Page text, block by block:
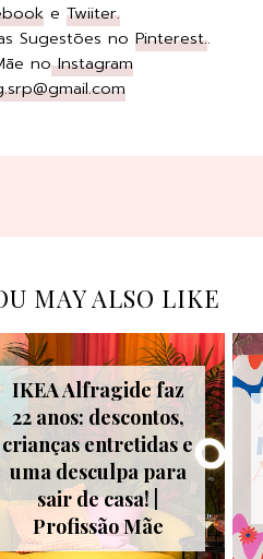
e Twiiter.
Sugestões no Pinterest..
noInstagram
MAY ALSO LIKE
IKEA Alfragide faz
22 anos: descontos,
crianças entretidas e
uma desculpa para
sair de casa! |
Profissão Mãe